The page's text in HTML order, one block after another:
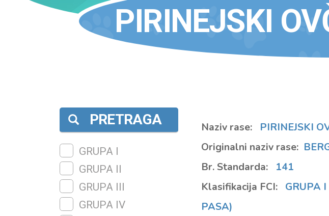
PIRINEJSKI
Naziv rase:
PIRINEJSKI
Originalni naziv rase:
Br. Standarda:
141
Klasifikacija FCI:
GRUPA
PASA)
PRETRAGA
GRUPA I
GRUPA II
GRUPA III
GRUPA IV